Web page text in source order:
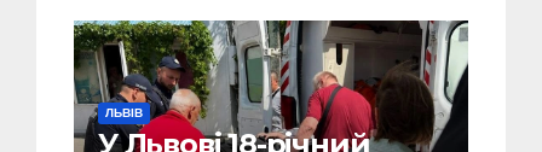
Відео)
ЛЬВІВ
У Львові 18-річний